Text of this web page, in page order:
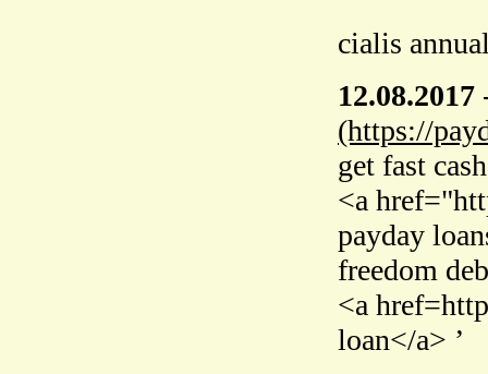
cialis
12.08.2017
(https://
get fast cash
<a
payday
freedom
<a
loan</a> ’